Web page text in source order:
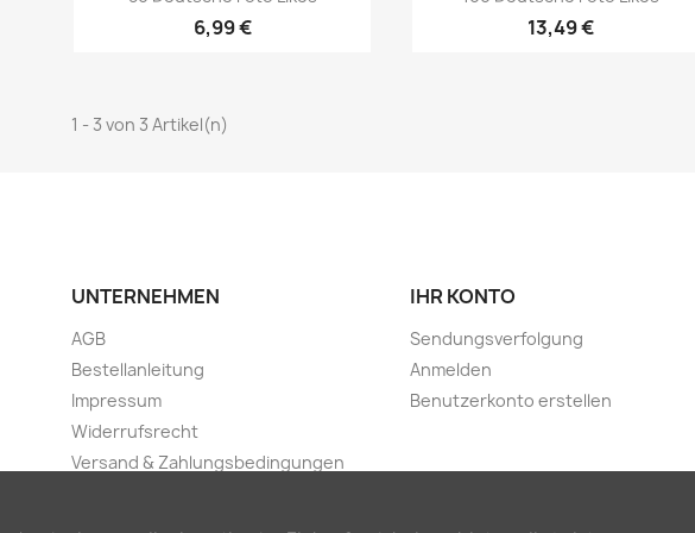
6,99 € 13,49 €
1 - 3 von 3 Artikel(n)
UNTERNEHMEN
AGB
Bestellanleitung
Impressum
Widerrufsrecht
Versand & Zahlungsbedingungen
IHR KONTO
Sendungsverfolgung
Anmelden
Benutzerkonto erstellen